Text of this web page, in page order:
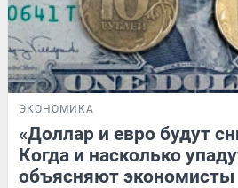
ЭКОНОМИКА
«Доллар и евро будут
Когда и насколько
объясняют экономисты